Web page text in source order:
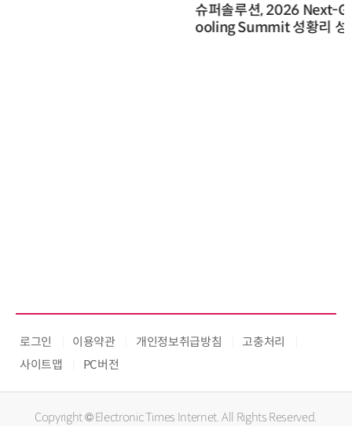
슈퍼솔루션, 2026 Next-Gen AI C
로그인 이용약관 개인정보취급방침
고충처리
사이트맵
PC버전
Copyright © Electronic Times Internet. All Rights Reserved.